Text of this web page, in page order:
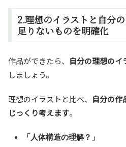
2.理想のイラストと自分の
足りないものを明確化
作品ができたら、 自分の理想の
しましょう。
理想のイラストと比べ、 自分の作
じっくり考えます。
「人体構造の理解？」